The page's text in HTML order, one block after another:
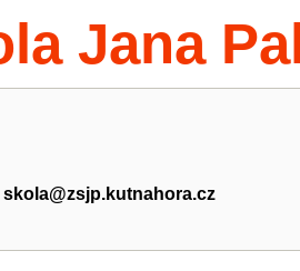
Jana
skola@zsjp.kutnahora.cz